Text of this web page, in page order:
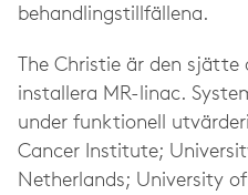
behandlingstillfällena.
The Christie är den sjätte
installera MR-linac.
under funktionell
Cancer Institute;
Netherlands; University of